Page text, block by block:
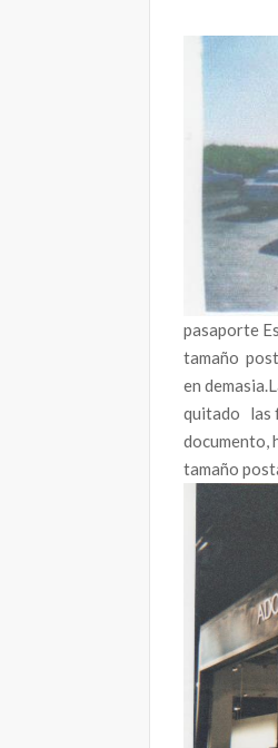
pasaporte
tamaño
en
quitado las
documento,
tamaño